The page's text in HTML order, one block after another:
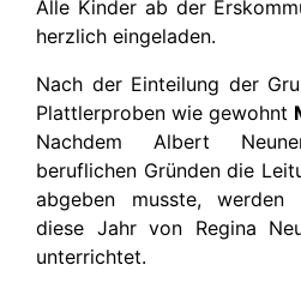
Alle Kinder ab der
herzlich eingeladen.
Nach der Einteilung der
Plattlerproben wie gewohnt
Nachdem Albert
beruflichen Gründen die
abgeben musste,
diese Jahr von Regina
unterrichtet.